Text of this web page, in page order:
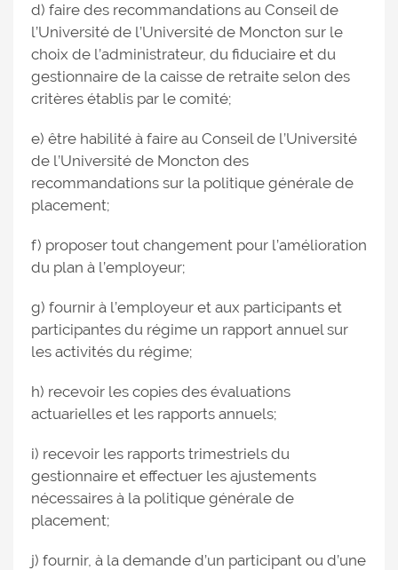
d) faire des recommandations au Conseil de
l’Université de l’Université de Moncton sur le
choix de l’administrateur, du fiduciaire et du
gestionnaire de la caisse de retraite selon des
critères établis par le comité;
e) être habilité à faire au Conseil de l’Université
de l’Université de Moncton des
recommandations sur la politique générale de
placement;
f) proposer tout changement pour l’amélioration
du plan à l’employeur;
g) fournir à l’employeur et aux participants et
participantes du régime un rapport annuel sur
les activités du régime;
h) recevoir les copies des évaluations
actuarielles et les rapports annuels;
i) recevoir les rapports trimestriels du
gestionnaire et effectuer les ajustements
nécessaires à la politique générale de
placement;
j) fournir, à la demande d’un participant ou d’une